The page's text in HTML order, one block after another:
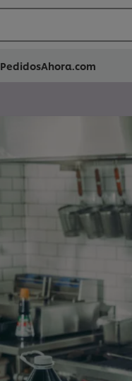
PedidosAhora.com